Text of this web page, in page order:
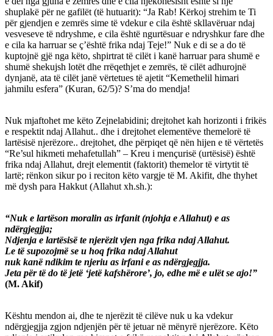
shuplakë për ne gafilët (të hutuarit): “Ja Rab! Kërkoj strehim te Ti
për gjendjen e zemrës sime të vdekur e cila është skllavëruar ndaj
vesveseve të ndryshme, e cila është ngurtësuar e ndryshkur fare dhe
e cila ka harruar se ç’është frika ndaj Teje!” Nuk e di se a do të
kuptojnë gjë nga këto, shpirtrat të cilët i kanë harruar para shumë e
shumë shekujsh lotët dhe rrëqethjet e zemrës, të cilët adhurojnë
dynjanë, ata të cilët janë vërtetues të ajetit “Kemethelil himari
jahmilu esfera” (Kuran, 62/5)? S’ma do mendja!
Nuk mjaftohet me këto Zejnelabidini; drejtohet kah horizonti i frikës
e respektit ndaj Allahut.. dhe i drejtohet elementëve themelorë të
lartësisë njerëzore.. drejtohet, dhe përpiqet që nën hijen e të vërtetës
“Re’sul hikmeti mehafetullah” – Kreu i mençurisë (urtësisë) është
frika ndaj Allahut, drejt elementit (faktorit) themelor të virtytit të
lartë; rënkon sikur po i reciton këto vargje të M. Akifit, dhe thyhet
më dysh para Hakkut (Allahut xh.sh.):
“Nuk e lartëson moralin as irfanit (njohja e Allahut) e as
ndërgjegjja;
Ndjenja e lartësisë te njerëzit vjen nga frika ndaj Allahut.
Le të supozojmë se u hoq frika ndaj Allahut
nuk kanë ndikim te njeriu as irfani e as ndërgjegjja.
Jeta për të do të jetë ‘jetë kafshërore’, jo, edhe më e ulët se ajo!”
(M. Akif)
Kështu mendon ai, dhe te njerëzit të cilëve nuk u ka vdekur
ndërgjegjja zgjon ndjenjën për të jetuar në mënyrë njerëzore. Këto